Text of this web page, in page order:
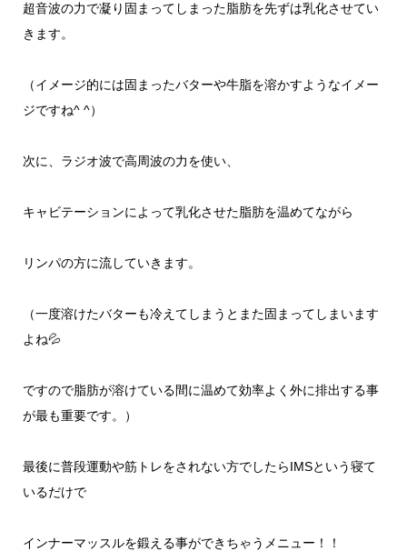
超音波の力で凝り固まってしまった脂肪を先ずは乳化させてい
きます。
（イメージ的には固まったバターや牛脂を溶かすようなイメー
ジですね^ ^）
次に、ラジオ波で高周波の力を使い、
キャビテーションによって乳化させた脂肪を温めてながら
リンパの方に流していきます。
（一度溶けたバターも冷えてしまうとまた固まってしまいます
よね💦
ですので脂肪が溶けている間に温めて効率よく外に排出する事
が最も重要です。）
最後に普段運動や筋トレをされない方でしたらIMSという寝て
いるだけで
インナーマッスルを鍛える事ができちゃうメニュー！！